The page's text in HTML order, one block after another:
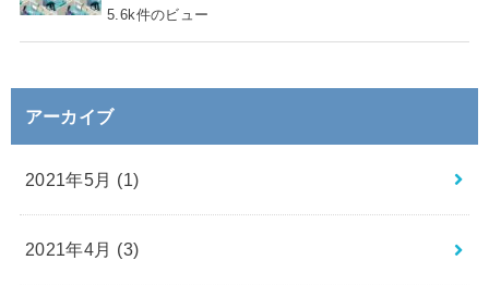
5.6k件のビュー
アーカイブ
2021年5月 (1)
2021年4月 (3)